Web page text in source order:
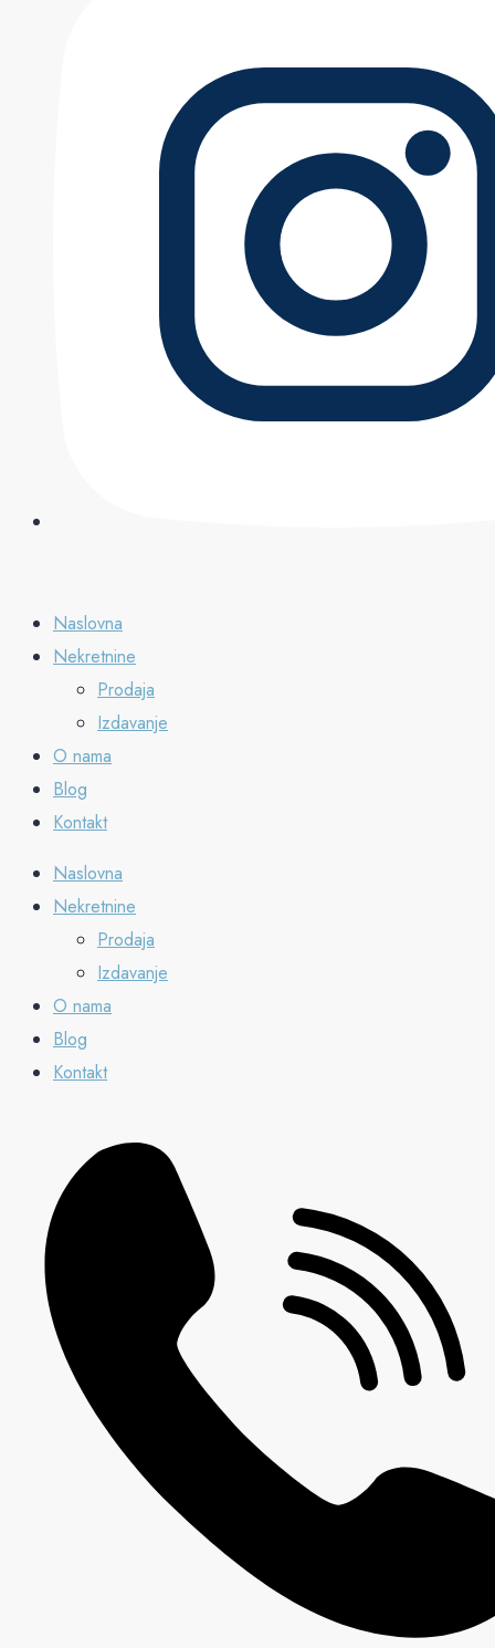
Naslovna
Nekretnine
Prodaja
Izdavanje
O nama
Blog
Kontakt
Naslovna
Nekretnine
Prodaja
Izdavanje
O nama
Blog
Kontakt